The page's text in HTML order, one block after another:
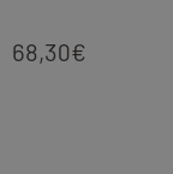
68,30€